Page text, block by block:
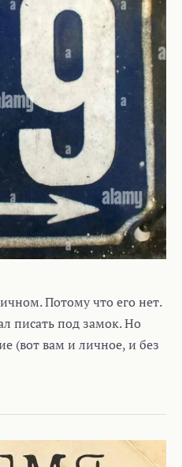
Потому что его нет.
писать под замок. Но
(вот вам и личное, и без